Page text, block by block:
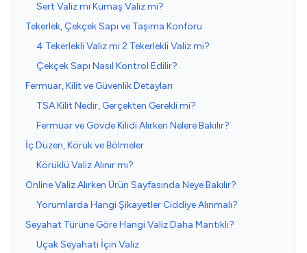
Sert Valiz mi Kumaş Valiz mi?
Tekerlek, Çekçek Sapı ve Taşıma Konforu
4 Tekerlekli Valiz mi 2 Tekerlekli Valiz mi?
Çekçek Sapı Nasıl Kontrol Edilir?
Fermuar, Kilit ve Güvenlik Detayları
TSA Kilit Nedir, Gerçekten Gerekli mi?
Fermuar ve Gövde Kilidi Alırken Nelere Bakılır?
İç Düzen, Körük ve Bölmeler
Körüklü Valiz Alınır mı?
Online Valiz Alırken Ürün Sayfasında Neye Bakılır?
Yorumlarda Hangi Şikayetler Ciddiye Alınmalı?
Seyahat Türüne Göre Hangi Valiz Daha Mantıklı?
Uçak Seyahati İçin Valiz